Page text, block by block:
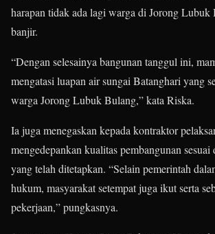
harapan tidak ada lagi warga di Jorong Lubuk
banjir.
“Dengan selesainya bangunan tanggul ini,
mengatasi luapan air sungai Batanghari yang
warga Jorong Lubuk Bulang,” kata Riska.
Ia juga menegaskan kepada kontraktor
mengedepankan kualitas pembangunan sesuai
yang telah ditetapkan. “Selain pemerintah
hukum, masyarakat setempat juga ikut serta
pekerjaan,” pungkasnya.